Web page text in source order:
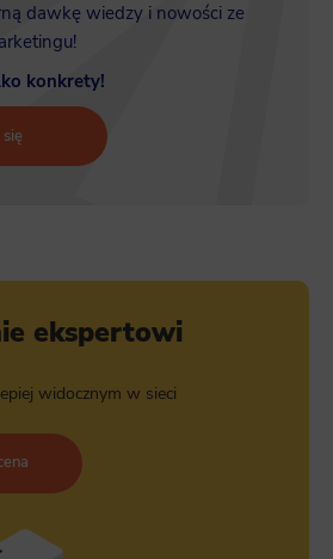
dawkę wiedzy i nowości ze
konkrety!
się
ekspertowi
widocznym w sieci